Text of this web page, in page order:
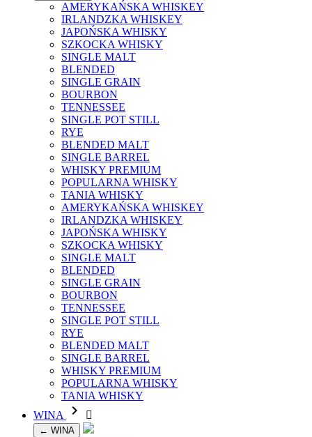
AMERYKAŃSKA WHISKEY
IRLANDZKA WHISKEY
JAPOŃSKA WHISKY
SZKOCKA WHISKY
SINGLE MALT
BLENDED
SINGLE GRAIN
BOURBON
TENNESSEE
SINGLE POT STILL
RYE
BLENDED MALT
SINGLE BARREL
WHISKY PREMIUM
POPULARNA WHISKY
TANIA WHISKY
AMERYKAŃSKA WHISKEY
IRLANDZKA WHISKEY
JAPOŃSKA WHISKY
SZKOCKA WHISKY
SINGLE MALT
BLENDED
SINGLE GRAIN
BOURBON
TENNESSEE
SINGLE POT STILL
RYE
BLENDED MALT
SINGLE BARREL
WHISKY PREMIUM
POPULARNA WHISKY
TANIA WHISKY
WINA
 
← WINA